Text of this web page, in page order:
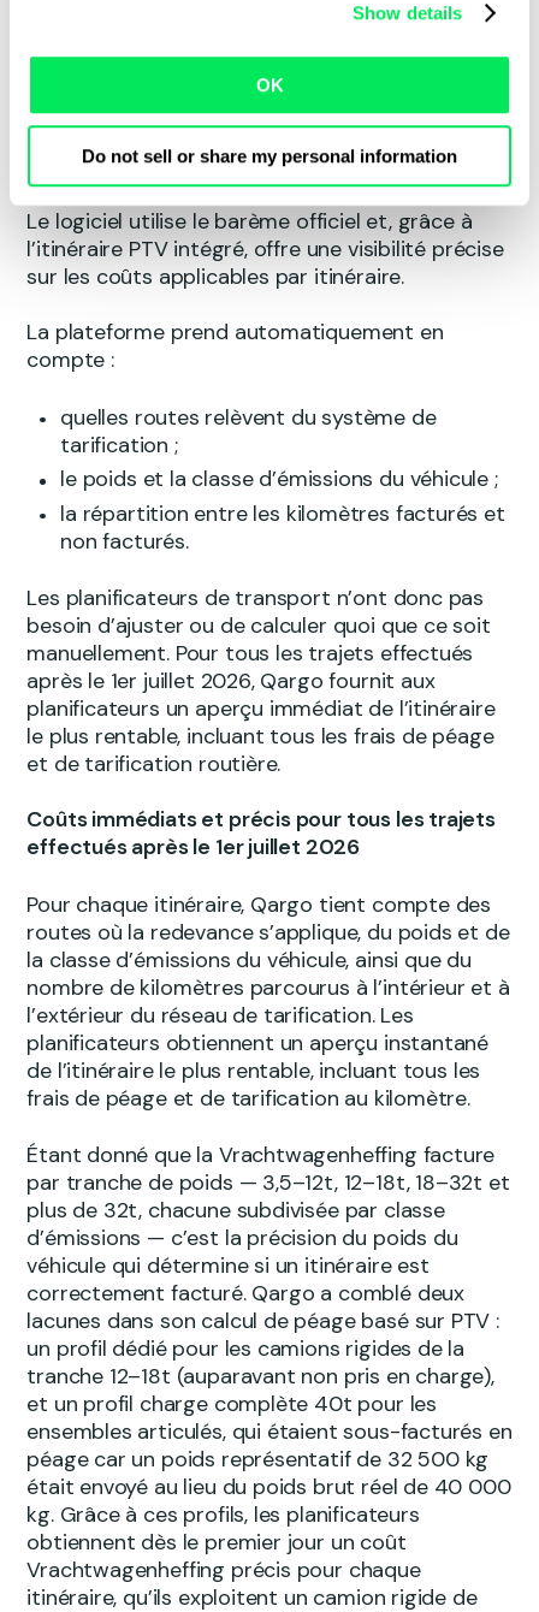
Show details
OK
Do not sell or share my personal information
législation dans sa plateforme de gestion des
transports. Cela signifie que les calculs de coûts,
la planification et les devis tiennent
automatiquement compte des règles de 2026,
même lorsque vous planifiez aujourd’hui des
trajets qui auront lieu après le 1er juillet.
Le logiciel utilise le barème officiel et, grâce à
l’itinéraire PTV intégré, offre une visibilité précise
sur les coûts applicables par itinéraire.
La plateforme prend automatiquement en
compte :
quelles routes relèvent du système de
tarification ;
le poids et la classe d’émissions du véhicule ;
la répartition entre les kilomètres facturés et
non facturés.
Les planificateurs de transport n’ont donc pas
besoin d’ajuster ou de calculer quoi que ce soit
manuellement. Pour tous les trajets effectués
après le 1er juillet 2026, Qargo fournit aux
planificateurs un aperçu immédiat de l’itinéraire
le plus rentable, incluant tous les frais de péage
et de tarification routière.
Coûts immédiats et précis pour tous les trajets
effectués après le 1er juillet 2026
Pour chaque itinéraire, Qargo tient compte des
routes où la redevance s’applique, du poids et de
la classe d’émissions du véhicule, ainsi que du
nombre de kilomètres parcourus à l’intérieur et à
l’extérieur du réseau de tarification. Les
planificateurs obtiennent un aperçu instantané
de l’itinéraire le plus rentable, incluant tous les
frais de péage et de tarification au kilomètre.
Étant donné que la Vrachtwagenheffing facture
par tranche de poids — 3,5–12t, 12–18t, 18–32t et
plus de 32t, chacune subdivisée par classe
d’émissions — c’est la précision du poids du
véhicule qui détermine si un itinéraire est
correctement facturé. Qargo a comblé deux
lacunes dans son calcul de péage basé sur PTV :
un profil dédié pour les camions rigides de la
tranche 12–18t (auparavant non pris en charge),
et un profil charge complète 40t pour les
ensembles articulés, qui étaient sous-facturés en
péage car un poids représentatif de 32 500 kg
était envoyé au lieu du poids brut réel de 40 000
kg. Grâce à ces profils, les planificateurs
obtiennent dès le premier jour un coût
Vrachtwagenheffing précis pour chaque
itinéraire, qu’ils exploitent un camion rigide de